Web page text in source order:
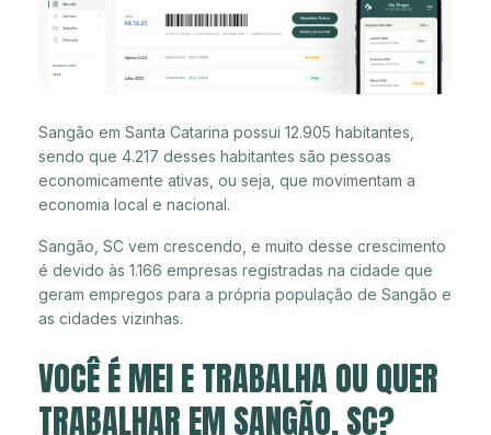
Sangão em Santa Catarina possui 12.905 habitantes,
sendo que 4.217 desses habitantes são pessoas
economicamente ativas, ou seja, que movimentam a
economia local e nacional.
Sangão, SC vem crescendo, e muito desse crescimento
é devido às 1.166 empresas registradas na cidade que
geram empregos para a própria população de Sangão e
as cidades vizinhas.
VOCÊ É MEI E TRABALHA OU QUER
TRABALHAR EM SANGÃO, SC?